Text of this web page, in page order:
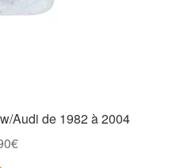
Audi de 1982 à 2004
€